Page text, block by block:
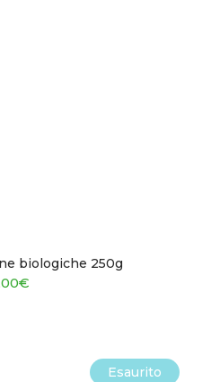
biologiche 250g
€
Esaurito